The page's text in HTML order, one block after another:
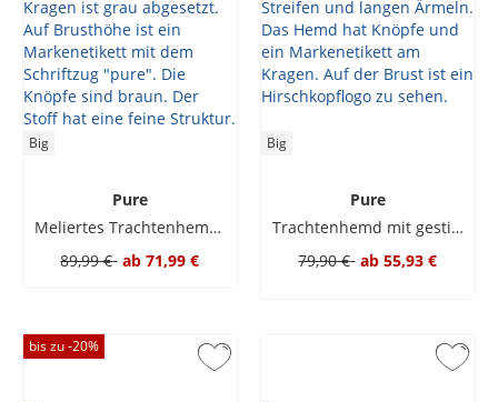
Big
Pure
Meliertes Trachtenhemd mit Ausputz, Modern Fit
89,99 € ab 71,99 €
Big
Pure
Trachtenhemd mit gestickten Streifen und Stehkragen
79,90 € ab 55,93 €
bis zu -20%